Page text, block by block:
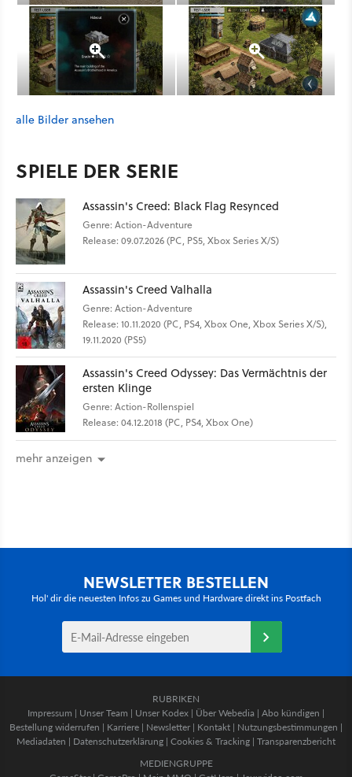
alle Bilder ansehen
SPIELE DER SERIE
Assassin's Creed: Black Flag Resynced
Genre: Action-Adventure
Release: 09.07.2026 (PC, PS5, Xbox Series X/S)
Assassin's Creed Valhalla
Genre: Action-Adventure
Release: 10.11.2020 (PC, PS4, Xbox One, Xbox Series X/S),
19.11.2020 (PS5)
Assassin's Creed Odyssey: Das Vermächtnis der
ersten Klinge
Genre: Action-Rollenspiel
Release: 04.12.2018 (PC, PS4, Xbox One)
mehr anzeigen
NEWSLETTER BESTELLEN
Hol' dir die neuesten Infos zu Games und Hardware direkt ins Postfach
RUBRIKEN
Impressum | Unser Team | Unser Kodex | Über Webedia | Abo kündigen |
Bestellung widerrufen | Karriere | Newsletter | Kontakt | Nutzungsbestimmungen |
Mediadaten | Datenschutzerklärung | Cookies & Tracking | Transparenzbericht
MEDIENGRUPPE